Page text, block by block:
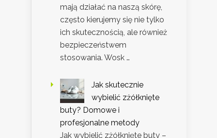
mają działać na naszą skórę,
często kierujemy się nie tylko
ich skutecznością, ale również
bezpieczeństwem
stosowania. Wosk …
Jak skutecznie
wybielić zżółknięte
buty? Domowe i
profesjonalne metody
Jak wybielić zżółknięte buty –